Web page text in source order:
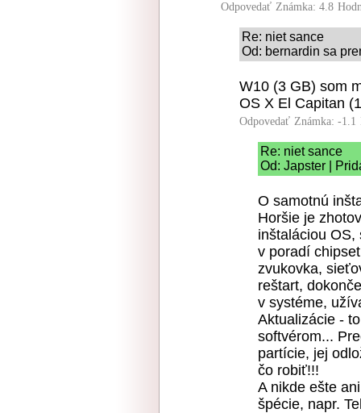
Odpovedať Známka: 4.8
Re: niet sance
Od: bernardin sa
W10 (3 GB) som
OS X El Capitan
Odpovedať Známka: -1.1
Re: niet sance
Od: Japster |
O samotnú
Horšie je
inštaláciou OS,
v poradí
zvukovka,
reštart,
v systéme,
Aktualizácie -
softvérom...
partície, jej
čo robiť!!!
A nikde ešte
špécie, napr.